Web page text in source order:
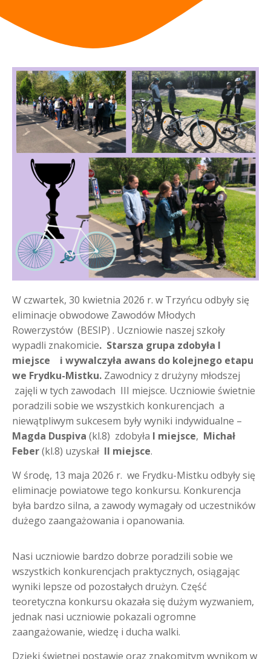
W czwartek, 30 kwietnia 2026 r. w Trzyńcu odbyły się
eliminacje obwodowe Zawodów Młodych
Rowerzystów (BESIP) . Uczniowie naszej szkoły
wypadli znakomicie. Starsza grupa zdobyła I
miejsce i wywalczyła awans do kolejnego etapu
we Frydku-Mistku. Zawodnicy z drużyny młodszej
zajęli w tych zawodach III miejsce. Uczniowie świetnie
poradzili sobie we wszystkich konkurencjach a
niewątpliwym sukcesem były wyniki indywidualne –
Magda Duspiva (kl.8) zdobyła I miejsce, Michał
Feber(kl.8) uzyskał II miejsce.
W środę, 13 maja 2026 r. we Frydku-Mistku odbyły się
eliminacje powiatowe tego konkursu. Konkurencja
była bardzo silna, a zawody wymagały od uczestników
dużego zaangażowania i opanowania.
Nasi uczniowie bardzo dobrze poradzili sobie we
wszystkich konkurencjach praktycznych, osiągając
wyniki lepsze od pozostałych drużyn. Część
teoretyczna konkursu okazała się dużym wyzwaniem,
jednak nasi uczniowie pokazali ogromne
zaangażowanie, wiedzę i ducha walki.
Dzięki świetnej postawie oraz znakomitym wynikom w